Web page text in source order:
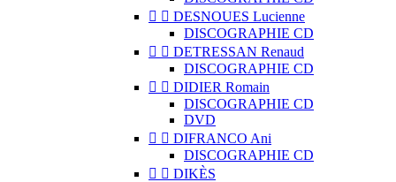
  DESNOUES Lucienne
DISCOGRAPHIE CD
  DETRESSAN Renaud
DISCOGRAPHIE CD
  DIDIER Romain
DISCOGRAPHIE CD
DVD
  DIFRANCO Ani
DISCOGRAPHIE CD
  DIKÈS